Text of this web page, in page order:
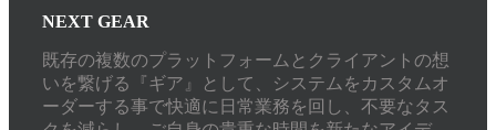
NEXT GEAR
既存の複数のプラットフォームとクライアントの想
いを繋げる『ギア』として、システムをカスタムオ
ーダーする事で快適に日常業務を回し、不要なタス